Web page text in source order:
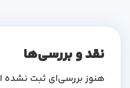
نقد و بررسی‌ها
هنوز بررسی‌ای ثبت نشده است.